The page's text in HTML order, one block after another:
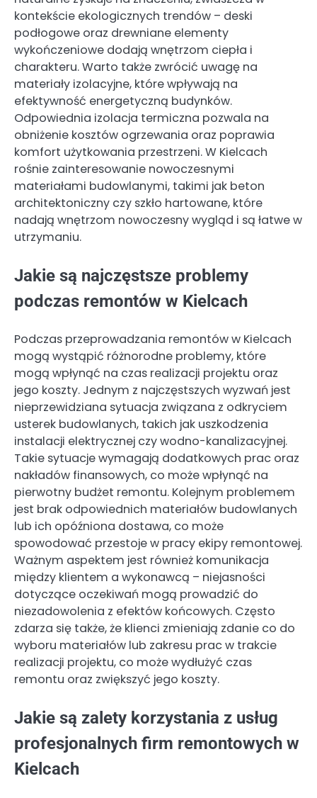
kontekście ekologicznych trendów – deski
podłogowe oraz drewniane elementy
wykończeniowe dodają wnętrzom ciepła i
charakteru. Warto także zwrócić uwagę na
materiały izolacyjne, które wpływają na
efektywność energetyczną budynków.
Odpowiednia izolacja termiczna pozwala na
obniżenie kosztów ogrzewania oraz poprawia
komfort użytkowania przestrzeni. W Kielcach
rośnie zainteresowanie nowoczesnymi
materiałami budowlanymi, takimi jak beton
architektoniczny czy szkło hartowane, które
nadają wnętrzom nowoczesny wygląd i są łatwe w
utrzymaniu.
Jakie są najczęstsze problemy
podczas remontów w Kielcach
Podczas przeprowadzania remontów w Kielcach
mogą wystąpić różnorodne problemy, które
mogą wpłynąć na czas realizacji projektu oraz
jego koszty. Jednym z najczęstszych wyzwań jest
nieprzewidziana sytuacja związana z odkryciem
usterek budowlanych, takich jak uszkodzenia
instalacji elektrycznej czy wodno-kanalizacyjnej.
Takie sytuacje wymagają dodatkowych prac oraz
nakładów finansowych, co może wpłynąć na
pierwotny budżet remontu. Kolejnym problemem
jest brak odpowiednich materiałów budowlanych
lub ich opóźniona dostawa, co może
spowodować przestoje w pracy ekipy remontowej.
Ważnym aspektem jest również komunikacja
między klientem a wykonawcą – niejasności
dotyczące oczekiwań mogą prowadzić do
niezadowolenia z efektów końcowych. Często
zdarza się także, że klienci zmieniają zdanie co do
wyboru materiałów lub zakresu prac w trakcie
realizacji projektu, co może wydłużyć czas
remontu oraz zwiększyć jego koszty.
Jakie są zalety korzystania z usług
profesjonalnych firm remontowych w
Kielcach